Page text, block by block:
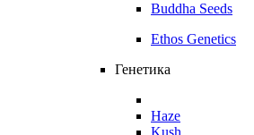
Buddha Seeds
Ethos Genetics
Генетика
Haze
Kush